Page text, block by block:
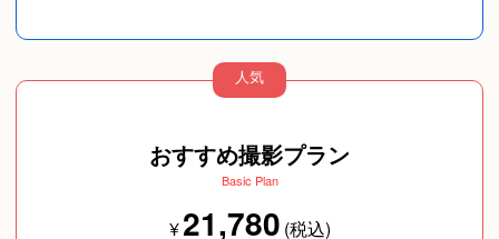
人気
おすすめ撮影プラン
Basic Plan
¥21,780 (税込)